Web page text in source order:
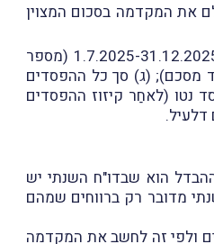
את המקדמה בסכום המצוין
במסגרת ההודעה יש לכלוֹל את הנתונים הבאים: (א) סך התמורות מכל המכירות שבוצעו בתקופה 1.7.2025-31.12.2025 (מספר
הערך שנמכרו בתקופה 1.7.2025-31.12.2025 (מספר אחד מסכם); (ג) סך כל ההפסדים
סך הרווח או ההפסד נטו (לאחַר קיזוז ההפסדים
דלעיל.
הוא שבדו"ח השנתי יש
מדובר רק ברווחים שמהם
ולפי זה לחשב את המקדמה